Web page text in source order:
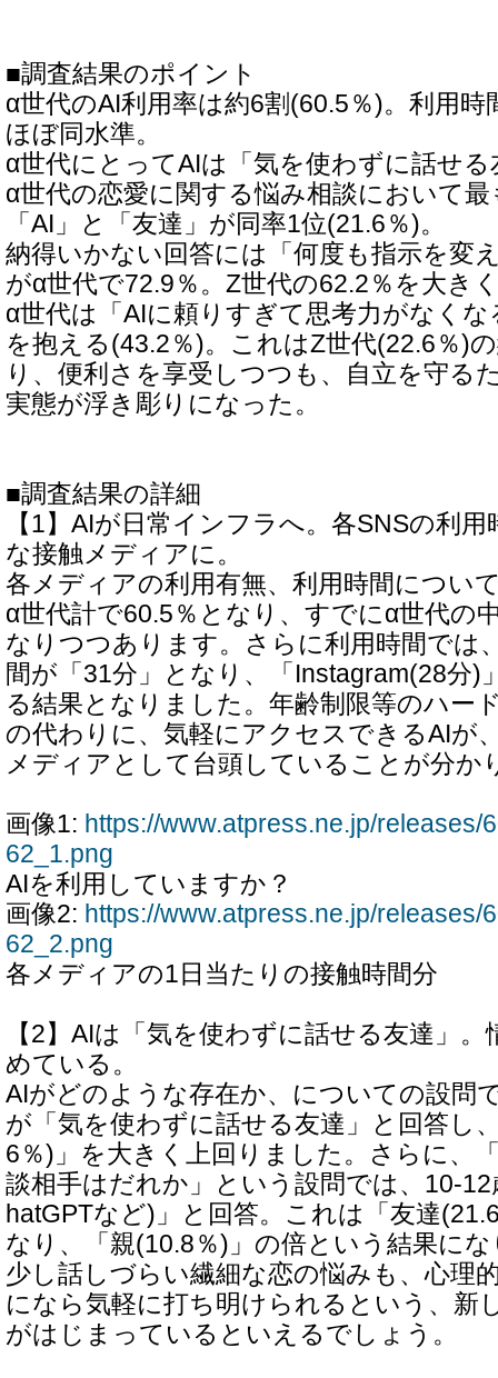
■調査結果のポイント
α世代のAI利用率は約6割(60.5％)。利用
ほぼ同水準。
α世代にとってAIは「気を使わずに話せる
α世代の恋愛に関する悩み相談において
「AI」と「友達」が同率1位(21.6％)。
納得いかない回答には「何度も指示を変
がα世代で72.9％。Z世代の62.2％を大き
α世代は「AIに頼りすぎて思考力がなく
を抱える(43.2％)。これはZ世代(22.6％)
り、便利さを享受しつつも、自立を守る
実態が浮き彫りになった。
■調査結果の詳細
【1】AIが日常インフラへ。各SNSの利
な接触メディアに。
各メディアの利用有無、利用時間につい
α世代計で60.5％となり、すでにα世代の
なりつつあります。さらに利用時間では
間が「31分」となり、「Instagram(28分)
る結果となりました。年齢制限等のハー
の代わりに、気軽にアクセスできるAIが
メディアとして台頭していることが分か
画像1: https://www.atpress.ne.jp/releases/
62_1.png
AIを利用していますか？
画像2: https://www.atpress.ne.jp/releases/
62_2.png
各メディアの1日当たりの接触時間分
【2】AIは「気を使わずに話せる友達」
めている。
AIがどのような存在か、についての設問
が「気を使わずに話せる友達」と回答し
6％)」を大きく上回りました。さらに、
談相手はだれか」という設問では、10-
hatGPTなど)」と回答。これは「友達
なり、「親(10.8％)」の倍という結果に
少し話しづらい繊細な恋の悩みも、心理
になら気軽に打ち明けられるという、新
がはじまっているといえるでしょう。